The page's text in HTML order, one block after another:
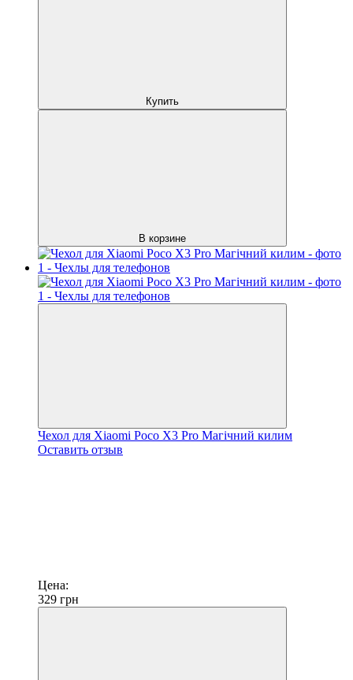
Купить
В корзине
Чехол для Xiaomi Poco X3 Pro Магічний килим
Оставить отзыв
Цена:
329 грн